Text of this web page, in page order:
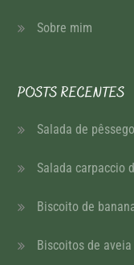
Sobre mim
POSTS RECENTES
Salada de
Salada carpaccio
Biscoito de
Biscoitos de